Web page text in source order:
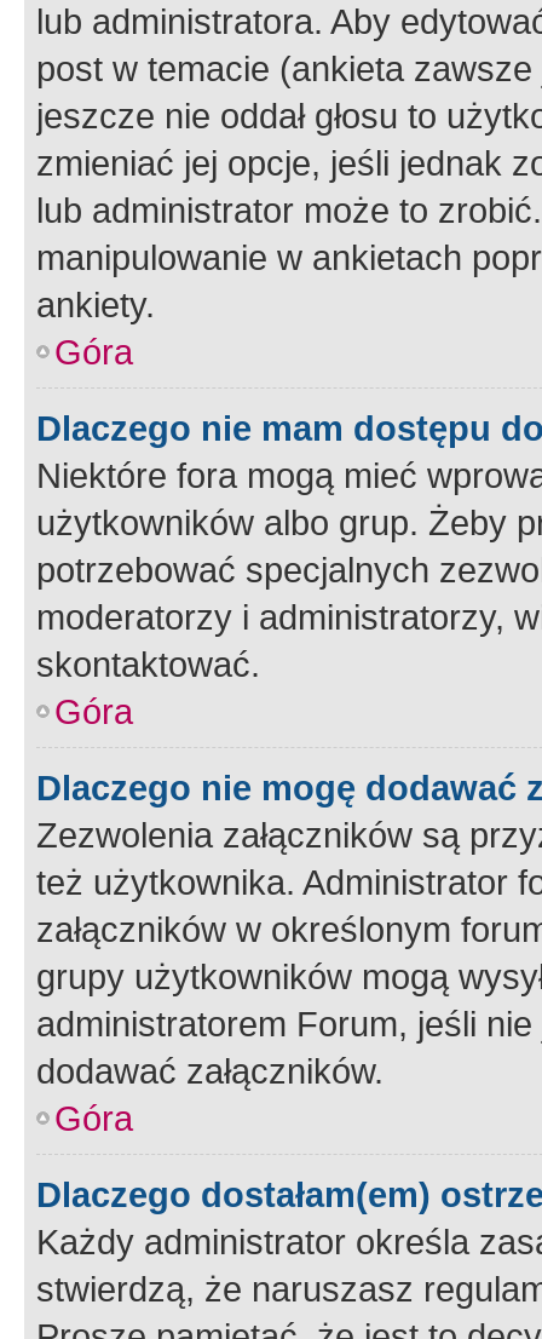
lub administratora. Aby
post w temacie (ankieta
jeszcze nie oddał głosu to
zmieniać jej opcje, jeśli jednak
lub administrator może to
manipulowanie w ankietach
ankiety.
Góra
Dlaczego nie mam dostępu
Niektóre fora mogą mieć
użytkowników albo grup. Żeby
potrzebować specjalnych
moderatorzy i administratorzy,
skontaktować.
Góra
Dlaczego nie mogę dodawać
Zezwolenia załączników są
też użytkownika. Administrator
załączników w określonym
grupy użytkowników mogą
administratorem Forum, jeśli
dodawać załączników.
Góra
Dlaczego dostałam(em)
Każdy administrator określa
stwierdzą, że naruszasz